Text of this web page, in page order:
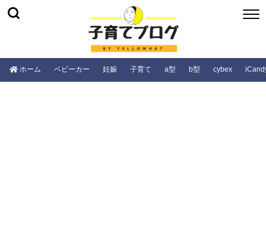
ホーム ベビーカー 妊娠 子育て a型 b型 cybex